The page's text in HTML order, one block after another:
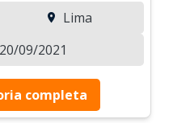
Lima
09/2021
completa